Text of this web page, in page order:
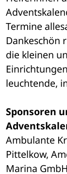
Termine
Dankeschön
die kleinen
Sponsoren
Ambulante
Pittelkow,
Marina